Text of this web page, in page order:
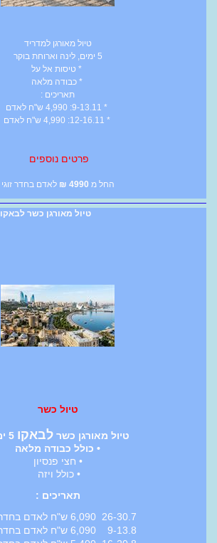
טיול מאורגן למדריד
5 ימים, לינה וארוחת בוקר
* טיסות אל על
* כבודה מלאה
תאריכים :
* 9-13.11: 4,990 ש"ח לאדם
* 12-16.11: 4,990 ש"ח לאדם
פרטים נוספים
החל מ 4990
₪ לאדם בחדר זוגי
טיול מאורגן כשר לבאקו
טיול כשר
טיול מאורגן כשר לבאקו
• כולל כבודה מלאה
• חצי פנסיון
• כולל ויזה
תאריכים :
26-30.7 6,090 ש"ח לאדם בחדר זוגי
9-13.8 6,090 ש"ח לאדם בחדר זוגי